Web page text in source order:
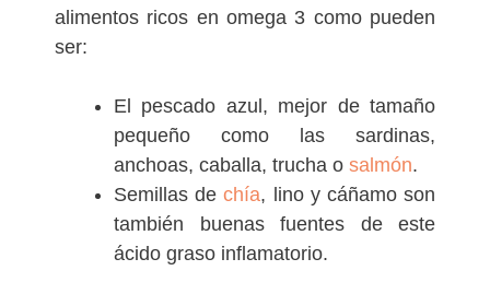
alimentos ricos en omega 3 como pueden
ser:
El pescado azul, mejor de tamaño
pequeño como las sardinas,
anchoas, caballa, trucha o salmón.
Semillas dechía, lino y cáñamo son
también buenas fuentes de este
ácido graso inflamatorio.